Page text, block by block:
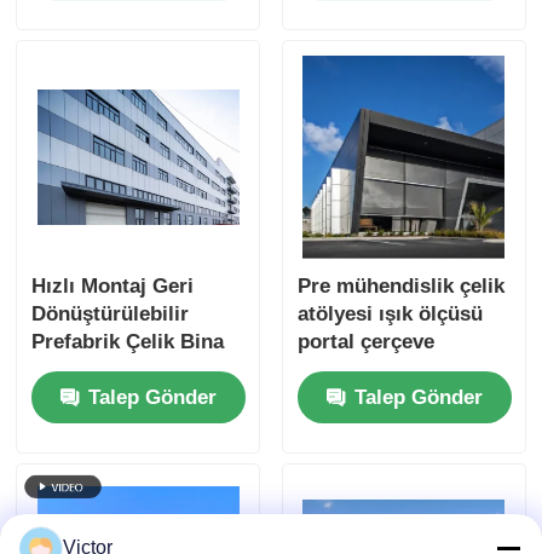
Hızlı Montaj Geri
Dönüştürülebilir
Prefabrik Çelik Bina
Endüstriyel Atölyesi
İnşaatTalep Gönder
Pre mühendislik çelik
atölyesi ışık ölçüsü
portal çerçeve
Atölyeler için bitkiler
Talep Gönder
Victor